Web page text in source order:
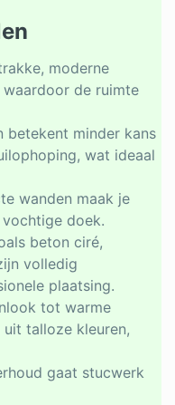
moderne
de ruimte
betekent minder kans
wat ideaal
wanden maak je
doek.
beton ciré,
volledig
plaatsing.
tot warme
talloze kleuren,
gaat stucwerk